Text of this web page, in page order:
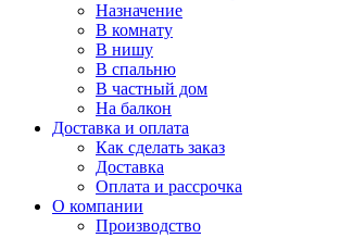
Назначение
В комнату
В нишу
В спальню
В частный дом
На балкон
Доставка и оплата
Как сделать заказ
Доставка
Оплата и рассрочка
О компании
Производство